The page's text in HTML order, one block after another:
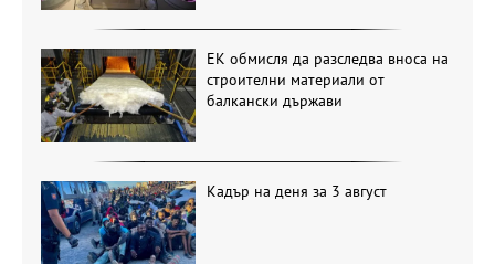
ЕК обмисля да разследва вноса на
строителни материали от
балкански държави
Кадър на деня за 3 август